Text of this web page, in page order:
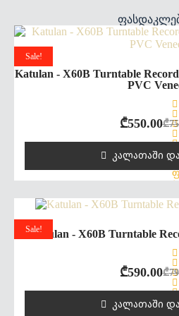
Katulan - X60B Turntable
PVC
შ
ე
ა
ე
0
5
-
დ
ა
ნ
Sale!
₾
₾550.00
ᲙᲐᲚᲐᲗᲐᲨᲘ
Katulan - X60B Turntable
შ
ე
Sale!
₾
₾590.00
ᲙᲐᲚᲐᲗᲐᲨᲘ